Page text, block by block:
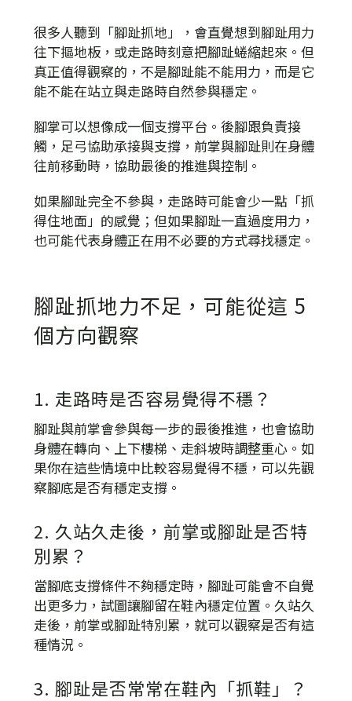
很多人聽到「腳趾抓地」，會直覺想到腳趾用力
往下摳地板，或走路時刻意把腳趾蜷縮起來。但
真正值得觀察的，不是腳趾能不能用力，而是它
能不能在站立與走路時自然參與穩定。
腳掌可以想像成一個支撐平台。後腳跟負責接
觸，足弓協助承接與支撐，前掌與腳趾則在身體
往前移動時，協助最後的推進與控制。
如果腳趾完全不參與，走路時可能會少一點「抓
得住地面」的感覺；但如果腳趾一直過度用力，
也可能代表身體正在用不必要的方式尋找穩定。
腳趾抓地力不足，可能從這 5
個方向觀察
1. 走路時是否容易覺得不穩？
腳趾與前掌會參與每一步的最後推進，也會協助
身體在轉向、上下樓梯、走斜坡時調整重心。如
果你在這些情境中比較容易覺得不穩，可以先觀
察腳底是否有穩定支撐。
2. 久站久走後，前掌或腳趾是否特
別累？
當腳底支撐條件不夠穩定時，腳趾可能會不自覺
出更多力，試圖讓腳留在鞋內穩定位置。久站久
走後，前掌或腳趾特別累，就可以觀察是否有這
種情況。
3. 腳趾是否常常在鞋內「抓鞋」？